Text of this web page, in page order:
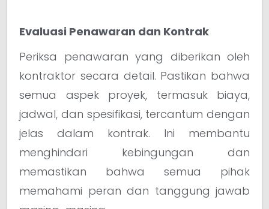
Evaluasi Penawaran dan Kontrak
Periksa penawaran yang diberikan oleh
kontraktor secara detail. Pastikan bahwa
semua aspek proyek, termasuk biaya,
jadwal, dan spesifikasi, tercantum dengan
jelas dalam kontrak. Ini membantu
menghindari kebingungan dan
memastikan bahwa semua pihak
memahami peran dan tanggung jawab